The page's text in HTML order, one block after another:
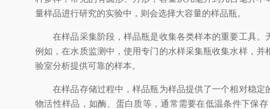
量样品进行研究的实验中，则会选择大容量的样品瓶。
在样品采集阶段，样品瓶是收集各类样本的重要工具。
例如，在水质监测中，使用专门的水样采集瓶收集水样，
验室分析提供可靠的样本。
在样品存储过程中，样品瓶为样品提供了一个相对稳定
物活性样品，如酶、蛋白质等，通常需要在低温条件下保